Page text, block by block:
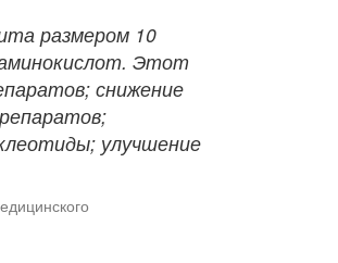
размером 10
Этот
снижение
улучшение